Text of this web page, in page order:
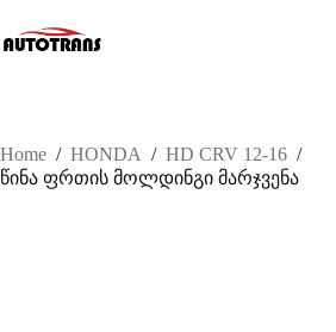
Home / HONDA / HD CRV 12-16 /
წინა ფრთის მოლდინგი მარჯვენა